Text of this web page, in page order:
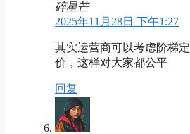
碎星芒
2025年11月28日 下午1:27
其实运营商可以考虑阶梯定
价，这样对大家都公平
回复